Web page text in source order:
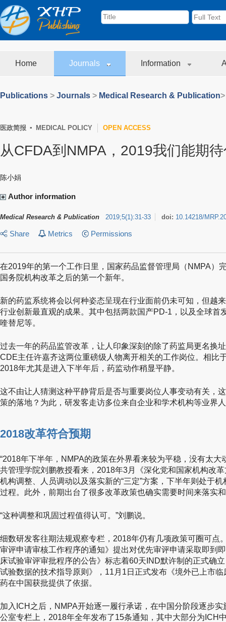
Home Journals Information
Publications > Journals > Medical Research & Publication
医政简报 ▪ MEDICAL POLICY OPEN ACCESS
从CFDA到NMPA，2019我们能期
陈小娟
Author information
Medical Research & Publication 2019;5(1):31-33 doi: 10.14218/
Share Metrics Permissions
在2019年的第一个工作日里，国家药品监督管理局（NMPA）
国务院机构改革之后的第一个新年。
新的药监系统将会以何种姿态呈现在行业面前仍未可知，但越
行业创新最直观的成果。其中包括两款国产PD-1，以及全球首
喹替尼等。
过去一年的药品监管改革，让人印象深刻的除了药监局更名换
CDE主任许嘉齐这两位重磅级人物离开相关的工作岗位。相比
2018年尤其是进入下半年后，药监动作稍显平静。
这不由让人猜测这种平静背后是否与重要岗位人事变动有关，
策的落地？为此，研发客走访多位来自企业和学术机构等业界
2018改革符合预期
“2018年下半年，NMPA的政策在外界看来较为平稳，没有太大
共管理学院刘鹏教授看来，2018年3月《深化党和国家机构改
机构调整、人员调动以及落实新的“三定”方案，下半年则处于
过程。此外，前期出台了很多改革政策也确实需要时间来落实
“这种调整和巩固过程值得认可。”刘鹏说。
细数研发客往期法规观察专栏，2018年仍有几项政策可圈可点
审评申请审核工作程序的通知》提出对优先审评申请采取即到
床试验审评审批程序的公告》标志着60天IND默许制的正式确
试验数据的技术指导原则》，11月1日正式发布《境外已上市
药在中国获批提供了依据。
加入ICH之后，NMPA开始逐一履行承诺，在中国分阶段逐步
公室专栏上，2018年全年发布了15条通知，其中大部分为ICH